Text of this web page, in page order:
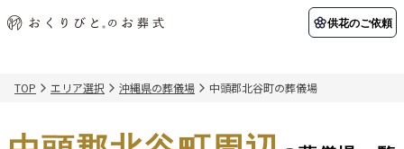
供花のご依頼
関東エリア
TOP エリア選択 沖縄県の葬儀場 中頭郡北谷町の葬儀場